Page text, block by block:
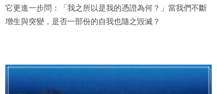
它更進一步問：「我之所以是我的憑證為何？」當我們不斷
增生與突變，是否一部份的自我也隨之毀滅？